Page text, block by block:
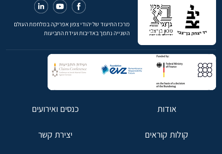
מרכז התיעוד של יהודי צפון אפריקה במלחמת העולם
השנייה נתמך באדיבות ועידת התביעות
אודות כנסים ואירועים
קולות קוראים יצירת קשר